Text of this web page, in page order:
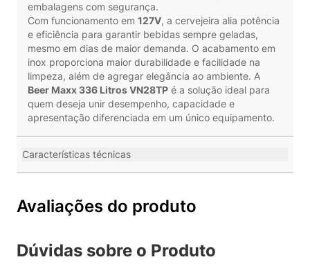
embalagens com segurança.
Com funcionamento em 127V, a cervejeira alia potência
e eficiência para garantir bebidas sempre geladas,
mesmo em dias de maior demanda. O acabamento em
inox proporciona maior durabilidade e facilidade na
limpeza, além de agregar elegância ao ambiente. A
Beer Maxx 336 Litros VN28TP é a solução ideal para
quem deseja unir desempenho, capacidade e
apresentação diferenciada em um único equipamento.
Características técnicas
Avaliações do produto
Dúvidas sobre o Produto